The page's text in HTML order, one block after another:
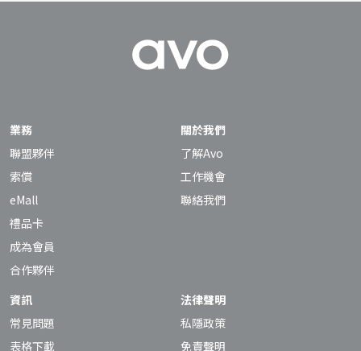
業務
聯盟夥伴
索償
eMall
禮品卡
成為會員
合作夥伴
關於我們
了解Avo
工作機會
聯絡我們
資訊
常見問題
表格下載
法律聲明
私隱政策
免責聲明